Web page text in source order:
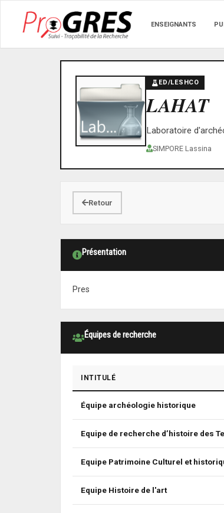
ENSEIGNANTS
ED/LESHCO
LAHAT
Laboratoire
SIMPORE Lassina
Retour
Présentation
Pres
Équipes de recherche
INTITULÉ
Équipe archéologie historique
Equipe de recherche d’histoire des
Equipe Patrimoine Culturel et
Equipe Histoire de l'art